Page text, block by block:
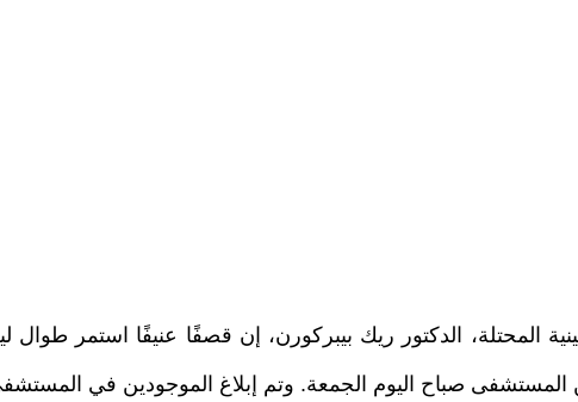
المحتلة، الدكتور ريك بيبركورن، إن قصفًا عنيفًا استمر
صباح اليوم الجمعة. وتم إبلاغ الموجودين في